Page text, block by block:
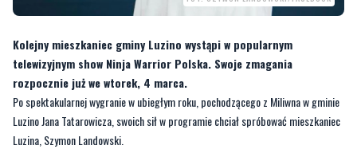
telewizyjnym show Ninja Warrior Polska. Swoje zmagania
Po spektakularnej wygranie w ubiegłym roku, pochodzącego z Miliwna w gminie
Luzino Jana Tatarowicza, swoich sił w programie chciał spróbować mieszkaniec
Luzina, Szymon Landowski.
—Stało się! Wystąpiłem w 10. edycji programu Ninja Warrior Polska! To była
niesamowita przygoda, pełna adrenaliny, walki z własnymi słabościami i przede
wszystkim - potężnej dawki emocji